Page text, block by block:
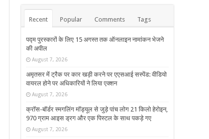
Recent Popular Comments Tags
पद्म पुरस्कारों के लिए 15 अगस्त तक ऑनलाइन नामांकन भेजने
की अपील
August 7, 2026
अमृतसर में ट्रैक पर कार खड़ी करने पर एएसआई सस्पेंड: वीडियो
वायरल होने पर अधिकारियों ने लिया एक्शन
August 7, 2026
क्रॉस-बॉर्डर स्मगलिंग मॉड्यूल से जुड़े पांच लोग 21 किलो हेरोइन,
970 ग्राम आइस ड्रग और एक पिस्टल के साथ पकड़े गए
August 7, 2026